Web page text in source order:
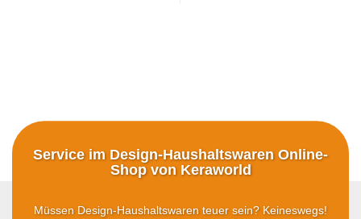
Service im Design-Haushaltswaren Online-
Shop von Keraworld
Müssen Design-Haushaltswaren teuer sein? Keineswegs!